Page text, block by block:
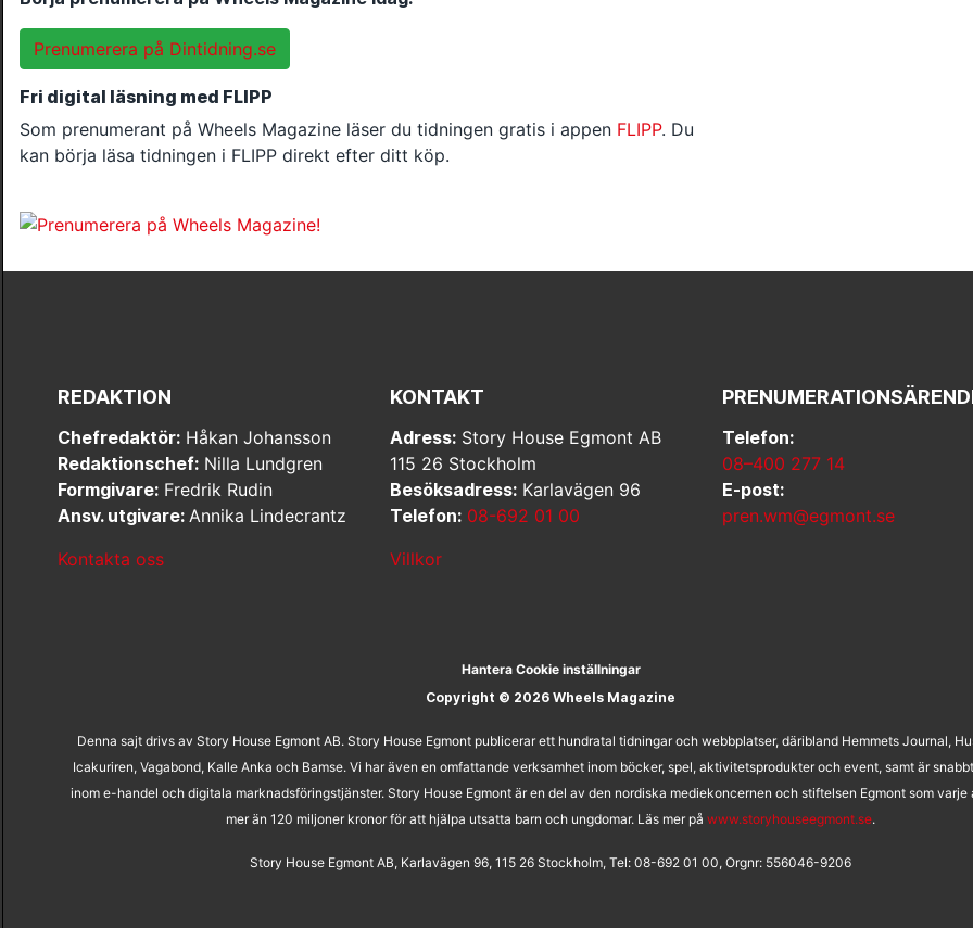
Prenumerera på Dintidning.se
Fri digital läsning med FLIPP
Som prenumerant på Wheels Magazine läser du tidningen gratis i appen FLIPP. Du
kan börja läsa tidningen i FLIPP direkt efter ditt köp.
REDAKTION
Chefredaktör: Håkan Johansson
Redaktionschef: Nilla Lundgren
Formgivare: Fredrik Rudin
Ansv. utgivare: Annika Lindecrantz
Kontakta oss
KONTAKT
Adress: Story House Egmont AB
115 26 Stockholm
Besöksadress: Karlavägen 96
Telefon: 08-692 01 00
Villkor
Telefon:
08–400 277 14
E-post:
pren.wm@egmont.se
Hantera Cookie inställningar
Copyright © 2026 Wheels Magazine
Denna sajt drivs av Story House Egmont AB. Story House Egmont publicerar ett hundratal tidningar och webbplatser, däribland Hemmets Journal,
Icakuriren, Vagabond, Kalle Anka och Bamse. Vi har även en omfattande verksamhet inom böcker, spel, aktivitetsprodukter och event, samt är
inom e-handel och digitala marknadsföringstjänster. Story House Egmont är en del av den nordiska mediekoncernen och stiftelsen Egmont som varje
mer än 120 miljoner kronor för att hjälpa utsatta barn och ungdomar. Läs mer på www.storyhouseegmont.se.
Story House Egmont AB, Karlavägen 96, 115 26 Stockholm, Tel: 08-692 01 00, Orgnr: 556046-9206